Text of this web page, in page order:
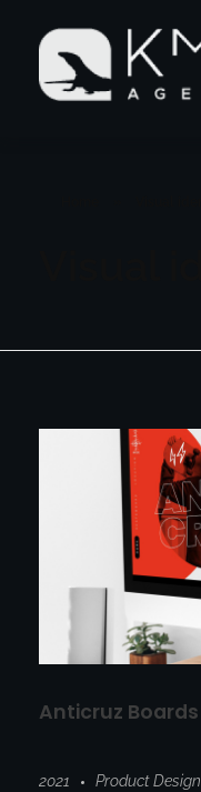
Anticruz Boards
2021 Product Design